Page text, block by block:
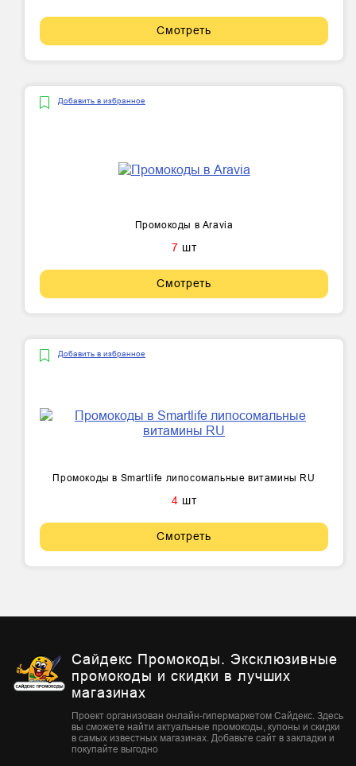
Смотреть
Добавить в избранное
Промокоды в Aravia
7 шт
Смотреть
Добавить в избранное
Промокоды в Smartlife липосомальные витамины RU
4 шт
Смотреть
Сайдекс Промокоды. Эксклюзивные
промокоды и скидки в лучших
магазинах
Проект организован онлайн-гипермаркетом Сайдекс. Здесь
вы сможете найти актуальные промокоды, купоны и скидки
в самых известных магазинах. Добавьте сайт в закладки и
покупайте выгодно